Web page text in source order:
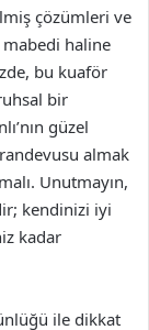
çözümleri ve
haline
bu kuaför
bir
güzel
almak
Unutmayın,
kendinizi iyi
kadar
ile dikkat